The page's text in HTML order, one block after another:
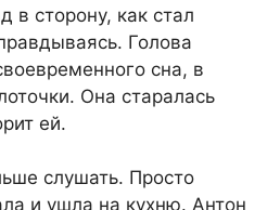
в сторону, как стал
Голова
сна, в
Она старалась
ей.
слушать. Просто
и ушла на кухню. Антон